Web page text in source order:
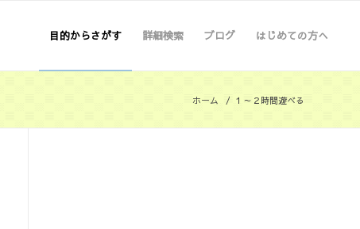
目的からさがす 詳細検索 ブログ はじめての方へ
ホーム / １～２時間遊べる